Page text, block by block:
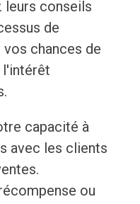
leurs conseils
de
chances de
l'intérêt
capacité à
avec les clients
ou